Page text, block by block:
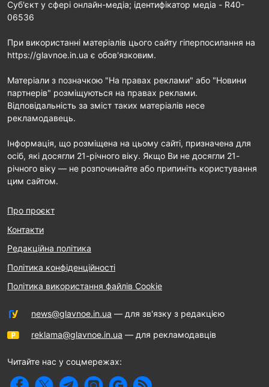
Cуб'єкт у сфері онлайн-медіа; ідентифікатор медіа - R40-
06536
При використанні матеріалів цього сайту гіперпосилання на
https://glavnoe.in.ua є обов'язковим.
Матеріали з позначкою "На правах реклами" або "Новини
партнерів" розміщуються на правах реклами.
Відповідальність за зміст таких матеріалів несе
рекламодавець.
Інформація, що розміщена на цьому сайті, призначена для
осіб, які досягли 21-річного віку. Якщо Ви не досягли 21-
річного віку — не розпочинайте або припиніть користування
цим сайтом.
Про проєкт
Контакти
Редакційна політика
Політика конфіденційності
Політика використання файлів Cookie
news@glavnoe.in.ua — для зв'язку з редакцією
reklama@glavnoe.in.ua — для рекламодавців
Читайте нас у соцмережах: